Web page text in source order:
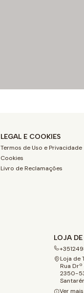
LEGAL E COOKIES
Termos de Uso e Privacidade
Cookies
Livro de Reclamações
LOJA
Loja de
Rua
2350-
Ver